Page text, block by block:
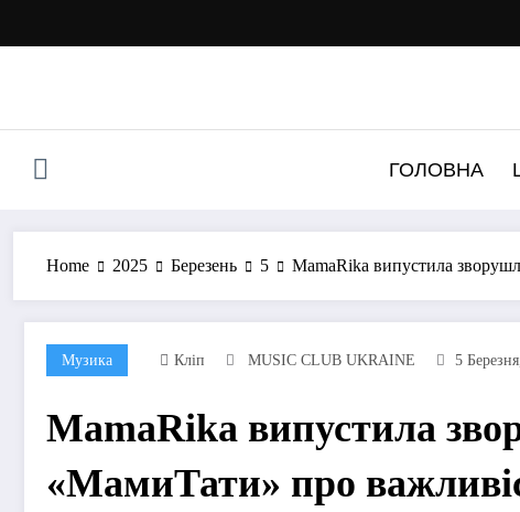
ГОЛОВНА
Home 2025 Березень 5 MamaRika випустила
Музика Кліп MUSIC CLUB UKRAINE 5
MamaRika випустила
«МамиТати» про